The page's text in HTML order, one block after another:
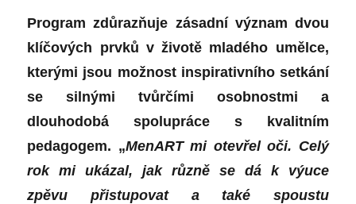
Program zdůrazňuje zásadní význam dvou
klíčových prvků v životě mladého umělce,
kterými jsou možnost inspirativního setkání
se silnými tvůrčími osobnostmi a
dlouhodobá spolupráce s kvalitním
pedagogem. „MenART mi otevřel oči. Celý
rok mi ukázal, jak různě se dá k výuce
zpěvu přistupovat a také spoustu